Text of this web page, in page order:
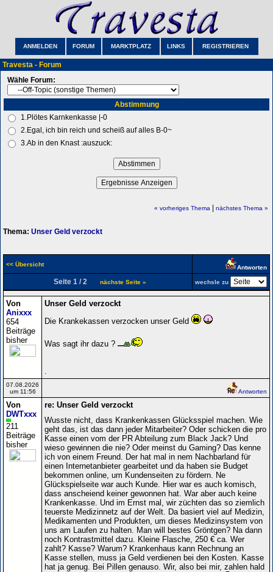
ANMELDEN FORUM MARKTPLATZ LINKS REGISTRIEREN
Travesta - Forum
Wähle Forum:
Abstimmung
1.Plötes Karnkenkasse |-0
2.Egal, ich bin reich und scheiß auf alles B-0~
3.Ab in den Knast :auszuck:
« vorheriges Thema nächstes Thema »
Thema: Unser Geld verzockt
<< Übersicht Antworten
Seite 1 / 2 nächste Seite » wechsle zu
Von
Anixxx
654
Beiträge
bisher
Unser Geld verzockt
Die Krankekassen verzocken unser Geld
Was sagt ihr dazu ?
07.08.2026
um 11:56
Antworten
Von
DWTxxx
211
Beiträge
bisher
re: Unser Geld verzockt
Wusste nicht, dass Krankenkassen Glücksspiel machen. Wie
geht das, ist das dann jeder Mitarbeiter? Oder schicken die pro
Kasse einen vom der PR Abteilung zum Black Jack? Und
wieso gewinnen die nie? Oder meinst du Gaming? Das kenne
ich von einem Freund. Der hat mal in nem Nachbarland für
einen Internetanbieter gearbeitet und da haben sie Budget
bekommen online, um Kundenseiten zu fördern. Ne
Glückspielseite war auch Kunde. Hier war es auch komisch,
dass anscheiend keiner gewonnen hat. War aber auch keine
Krankenkasse. Und im Ernst mal, wir züchten das so ziemlich
teuerste Medizinnetz auf der Welt. Da basiert viel auf Medizin,
Medikamenten und Produkten, um dieses Medizinsystem von
uns am Laufen zu halten. Man will bestes Gröntgen? Na dann
noch Kontrastmittel dazu. Kleine Flasche, 250 € ca. Wer
zahlt? Kasse? Warum? Krankenhaus kann Rechnung an
Kasse stellen, muss ja Geld verdienen bei den Kosten. Kasse
hat ja genug. Bei Pillen genauso. Wir, also bei mir, zahlen hald